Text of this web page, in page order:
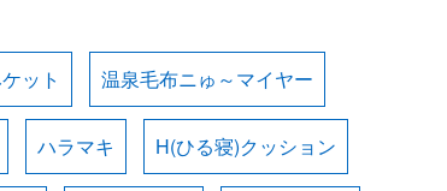
ット 温泉毛布ニゅ～マイヤー
ハラマキ H(ひる寝)クッション